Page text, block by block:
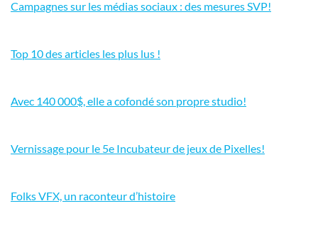
Campagnes sur les médias sociaux : des mesures SVP!
Top 10 des articles les plus lus !
Avec 140 000$, elle a cofondé son propre studio!
Vernissage pour le 5e Incubateur de jeux de Pixelles!
Folks VFX, un raconteur d’histoire